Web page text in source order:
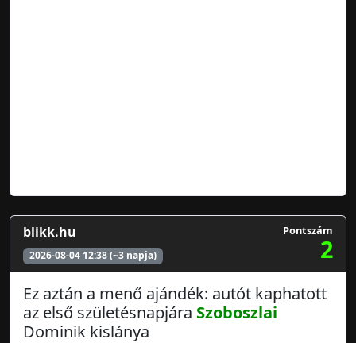
blikk.hu
2026-08-04 12:38 (~3 napja)
Pontszám
2
Ez aztán a menő ajándék: autót kaphatott
az első születésnapjára Szoboszlai
Dominik kislánya